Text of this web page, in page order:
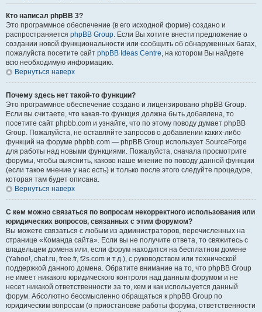
Кто написал phpBB 3?
Это программное обеспечение (в его исходной форме) создано и
распространяется phpBB Group. Если Вы хотите внести предложение о
создании новой функциональности или сообщить об обнаруженных багах,
пожалуйста посетите сайт phpBB Ideas Centre, на котором Вы найдете
всю необходимую информацию.
Вернуться наверх
Почему здесь нет такой-то функции?
Это программное обеспечение создано и лицензировано phpBB Group.
Если вы считаете, что какая-то функция должна быть добавлена, то
посетите сайт phpbb.com и узнайте, что по этому поводу думает phpBB
Group. Пожалуйста, не оставляйте запросов о добавлении каких-либо
функций на форуме phpbb.com — phpBB Group использует SourceForge
для работы над новыми функциями. Пожалуйста, сначала просмотрите
форумы, чтобы выяснить, каково наше мнение по поводу данной функции
(если такое мнение у нас есть) и только после этого следуйте процедуре,
которая там будет описана.
Вернуться наверх
С кем можно связаться по вопросам некорректного использования или
юридических вопросов, связанных с этим форумом?
Вы можете связаться с любым из администраторов, перечисленных на
странице «Команда сайта». Если вы не получите ответа, то свяжитесь с
владельцем домена или, если форум находится на бесплатном домене
(Yahoo!, chat.ru, free.fr, f2s.com и т.д.), с руководством или технической
поддержкой данного домена. Обратите внимание на то, что phpBB Group
не имеет никакого юридического контроля над данным форумом и не
несет никакой ответственности за то, кем и как используется данный
форум. Абсолютно бессмысленно обращаться к phpBB Group по
юридическим вопросам (о приостановке работы форума, ответственности